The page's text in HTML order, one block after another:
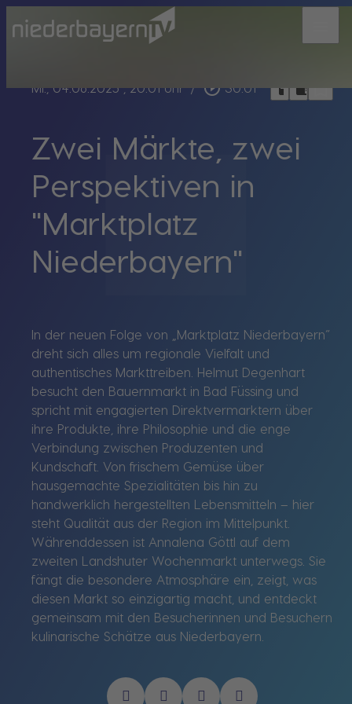
Mi., 04.06.2025, 20:01 Uhr / play_circle_outline 30:01 headphoneschrome_reader_modebookmark_border
Zwei Märkte, zwei
Perspektiven in
"Marktplatz
Niederbayern"
In der neuen Folge von „Marktplatz Niederbayern“
dreht sich alles um regionale Vielfalt und
authentisches Markttreiben. Helmut Degenhart
besucht den Bauernmarkt in Bad Füssing und
spricht mit engagierten Direktvermarktern über
ihre Produkte, ihre Philosophie und die enge
Verbindung zwischen Produzenten und
Kundschaft. Von frischem Gemüse über
hausgemachte Spezialitäten bis hin zu
handwerklich hergestellten Lebensmitteln – hier
steht Qualität aus der Region im Mittelpunkt.
Währenddessen ist Annalena Göttl auf dem
zweiten Landshuter Wochenmarkt unterwegs. Sie
fängt die besondere Atmosphäre ein, zeigt, was
diesen Markt so einzigartig macht, und entdeckt
gemeinsam mit den Besucherinnen und Besuchern
kulinarische Schätze aus Niederbayern.